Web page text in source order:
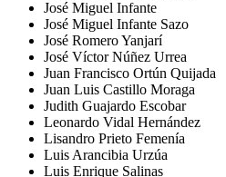
José Miguel Infante
José Miguel Infante Sazo
José Romero Yanjarí
José Víctor Núñez Urrea
Juan Francisco Ortún Quijada
Juan Luis Castillo Moraga
Judith Guajardo Escobar
Leonardo Vidal Hernández
Lisandro Prieto Femenía
Luis Arancibia Urzúa
Luis Enrique Salinas